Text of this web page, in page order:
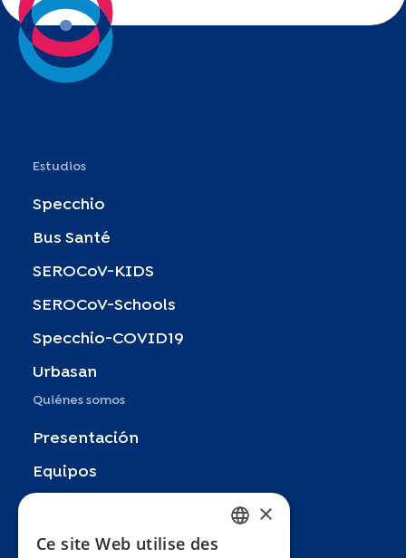
Estudios
Specchio
Bus Santé
SEROCoV-KIDS
SEROCoV-Schools
Specchio-COVID19
Urbasan
Quiénes somos
Presentación
Equipos
Publicaciones
FRENCH
×
Ce site Web utilise des